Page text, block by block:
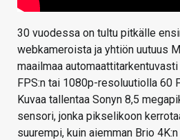
30 vuodessa on tultu pitkälle
webkameroista ja yhtiön uutuus
maailmaa
FPS:n tai 1080p-resoluutiolla 60
Kuvaa tallentaa Sonyn 8,5
sensori, jonka pikselikoon
suurempi, kuin aiemman Brio